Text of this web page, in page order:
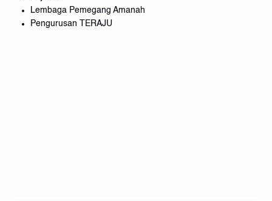
Lembaga Pemegang Amanah
Pengurusan TERAJU